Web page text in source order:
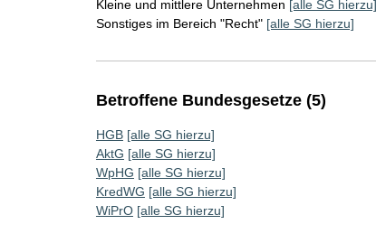
Kleine und mittlere Unternehmen [alle SG hierzu]
Sonstiges im Bereich "Recht" [alle SG hierzu]
Betroffene Bundesgesetze (5)
HGB [alle SG hierzu]
AktG [alle SG hierzu]
WpHG [alle SG hierzu]
KredWG [alle SG hierzu]
WiPrO [alle SG hierzu]